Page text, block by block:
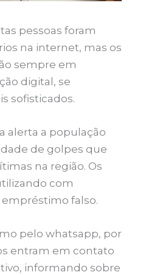
pessoas foram
na internet, mas os
sempre em
digital, se
sofisticados.
alerta a população
de golpes que
na região. Os
com
falso.
pelo whatsapp, por
entram em contato
informando sobre